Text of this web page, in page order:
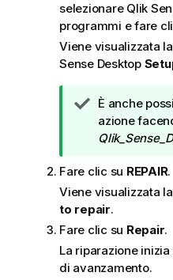
selezionare Qlik
programmi e fare
Viene visualizzata
Sense Desktop
N
o
t
d
i
s
u
È anche
azione
Fare clic su REPAIR.
Viene visualizzata
to repair.
Fare clic su Repair.
La riparazione
di avanzamento.